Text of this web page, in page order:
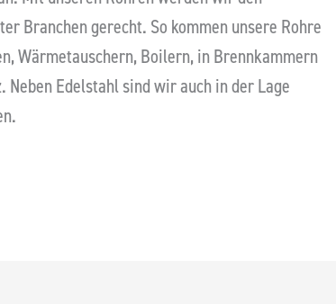
Branchen gerecht. So kommen unsere Rohre
Wärmetauschern, Boilern, in Brennkammern
Edelstahl sind wir auch in der Lage